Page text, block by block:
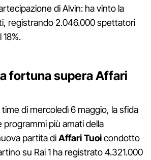
di Alvin: ha vinto la
registrando 2.046.000 spettatori
fortuna supera Affari
di mercoledì 6 maggio, la sfida
più amati della
partita diAffari Tuoicondotto
su Rai 1 ha registrato 4.321.000